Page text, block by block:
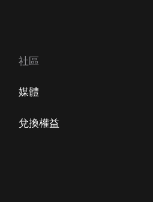
社區
媒體
兌換權益